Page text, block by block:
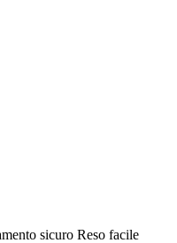
sicuro Reso facile